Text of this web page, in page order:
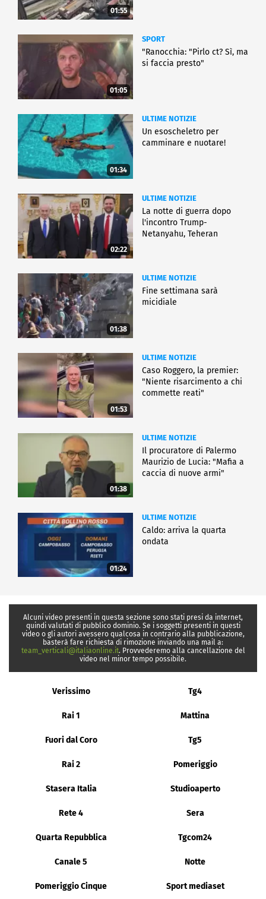
01:55
01:05
SPORT
"Ranocchia: "Pirlo ct? Sì, ma
si faccia presto"
01:34
ULTIME NOTIZIE
Un esoscheletro per
camminare e nuotare!
02:22
ULTIME NOTIZIE
La notte di guerra dopo
l'incontro Trump-
Netanyahu, Teheran
01:38
ULTIME NOTIZIE
Fine settimana sarà
micidiale
01:53
ULTIME NOTIZIE
Caso Roggero, la premier:
"Niente risarcimento a chi
commette reati"
01:38
ULTIME NOTIZIE
Il procuratore di Palermo
Maurizio de Lucia: "Mafia a
caccia di nuove armi"
01:24
ULTIME NOTIZIE
Caldo: arriva la quarta
ondata
Alcuni video presenti in questa sezione sono stati presi da internet,
quindi valutati di pubblico dominio. Se i soggetti presenti in questi
video o gli autori avessero qualcosa in contrario alla pubblicazione,
basterà fare richiesta di rimozione inviando una mail a:
team_verticali@italiaonline.it. Provvederemo alla cancellazione del
video nel minor tempo possibile.
Verissimo Tg4
Rai 1 Mattina
Fuori dal Coro Tg5
Rai 2 Pomeriggio
Stasera Italia Studioaperto
Rete 4 Sera
Quarta Repubblica Tgcom24
Canale 5 Notte
Pomeriggio Cinque Sport mediaset